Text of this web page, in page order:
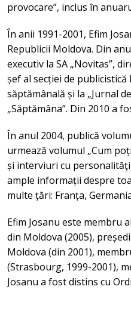
provocare”, inclus în
În anii 1991-2001, Efim
Republicii Moldova. Din
executiv la SA „Novitas”,
șef al secției de
săptămânală și la „Jurnal
„Săptămâna”. Din 2010 a
În anul 2004, publică
urmează volumul „Cum
și interviuri cu personalităţi
ample informații despre
multe țări: Franța,
Efim Josanu este membru
din Moldova (2005),
Moldova (din 2001),
(Strasbourg, 1999-2001),
Josanu a fost distins cu